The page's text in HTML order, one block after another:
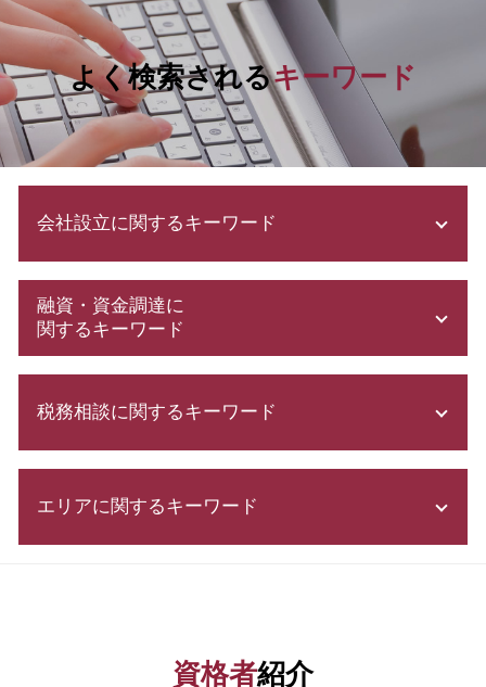
よく検索されるキーワード
会社設立に関するキーワード
補助金申請 代行 違法
会社設立 流れ
有限 責任
会社設立 税務署
会社設立 税理士
株式会社 設立費用
株式会社 設立 必要書類
融資・資金調達に
関するキーワード
助成金 消費税
補助金 申請
起業 補助金
助成金 申請
事業資金 調達 方法
税務相談に関するキーワード
確定申告 訂正
確定申告 必要書類
エリアに関するキーワード
税務相談 茨城県 相談
資格者紹介